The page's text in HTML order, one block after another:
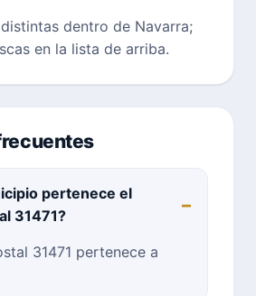
distintas dentro de Navarra;
en la lista de arriba.
pertenece el
31471?
31471 pertenece a